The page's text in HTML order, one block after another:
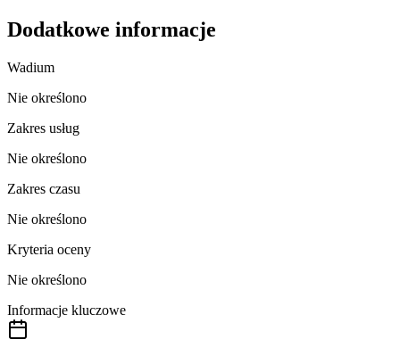
Dodatkowe informacje
Wadium
Nie określono
Zakres usług
Nie określono
Zakres czasu
Nie określono
Kryteria oceny
Nie określono
Informacje kluczowe